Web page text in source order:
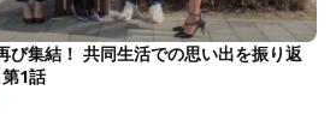
び集結！ 共同生活での思い出を振り返
1話